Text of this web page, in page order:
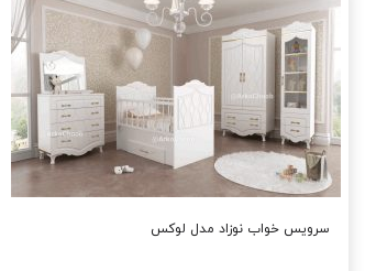
سرویس خواب نوزاد مدل لوکس